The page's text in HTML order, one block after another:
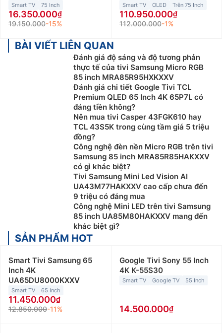
Smart TV 75 Inch
16.350.000
19.150.000-15%
Smart TV OLED Trên 75 Inch
110.950.000
112.000.000-1%
BÀI VIẾT LIÊN QUAN
Đánh giá độ sáng và độ tương phản
thực tế của tivi Samsung Micro RGB
85 inch MRA85R95HXKXXV
Đánh giá chi tiết Google Tivi TCL
Premium QLED 65 Inch 4K 65P7L có
đáng tiền không?
Nên mua tivi Casper 43FGK610 hay
TCL 43S5K trong cùng tầm giá 5 triệu
đồng?
Công nghệ đèn nền Micro RGB trên tivi
Samsung 85 inch MRA85R85HAKXXV
có gì khác biệt?
Tivi Samsung Mini Led Vision AI
UA43M77HAKXXV cao cấp chưa đến
9 triệu có đáng mua
Công nghệ Mini LED trên tivi Samsung
85 inch UA85M80HAKXXV mang đến
khác biệt gì?
SẢN PHẨM HOT
Smart Tivi Samsung 65
Inch 4K
UA65DU8000KXXV
Smart TV 65 Inch
11.450.000
12.850.000-11%
Google Tivi Sony 55 Inch
4K K-55S30
Smart TV Google TV 55 Inch
14.500.000